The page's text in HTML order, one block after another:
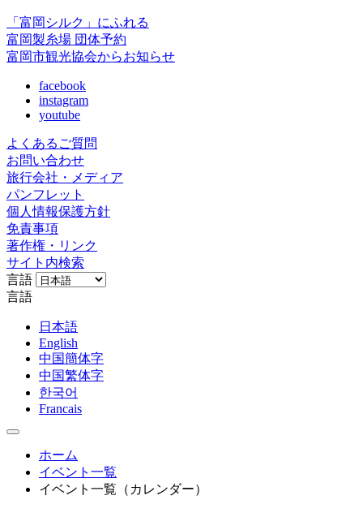
「富岡シルク」にふれる
富岡製糸場 団体予約
富岡市観光協会からお知らせ
facebook
instagram
youtube
よくあるご質問
お問い合わせ
旅行会社・メディア
パンフレット
個人情報保護方針
免責事項
著作権・リンク
サイト内検索
言語
言語
日本語
English
中国簡体字
中国繁体字
한국어
Francais
ホーム
イベント一覧
イベント一覧（カレンダー）